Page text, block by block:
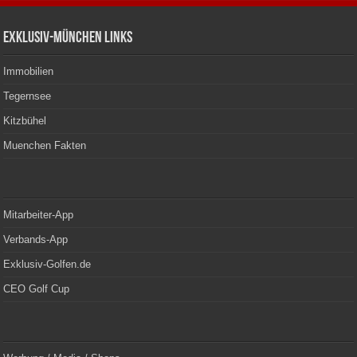
Exklusiv-München Links
Immobilien
Tegernsee
Kitzbühel
Muenchen Fakten
Mitarbeiter-App
Verbands-App
Exklusiv-Golfen.de
CEO Golf Cup